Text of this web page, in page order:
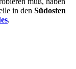
in den Südosten
.